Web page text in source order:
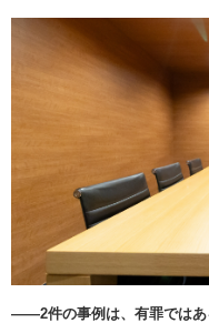
――2件の事例は、有罪ではあ